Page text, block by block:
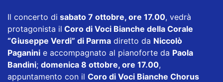
Il concerto di sabato 7 ottobre, ore 17.00, vedrà
protagonista il Coro di Voci Bianche della Corale
“Giuseppe Verdi” di Parma diretto da Niccolò
Paganini e accompagnato al pianoforte da Paola
Bandini; domenica 8 ottobre, ore 17.00,
appuntamento con il Coro di Voci Bianche Chorus